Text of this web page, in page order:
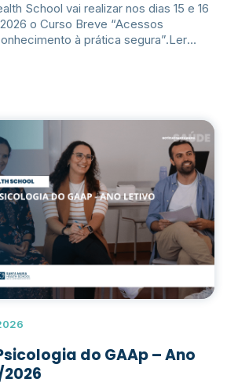
School vai realizar nos dias 15 e 16
o Curso Breve “Acessos
à prática segura”.Ler
do GAAp – Ano